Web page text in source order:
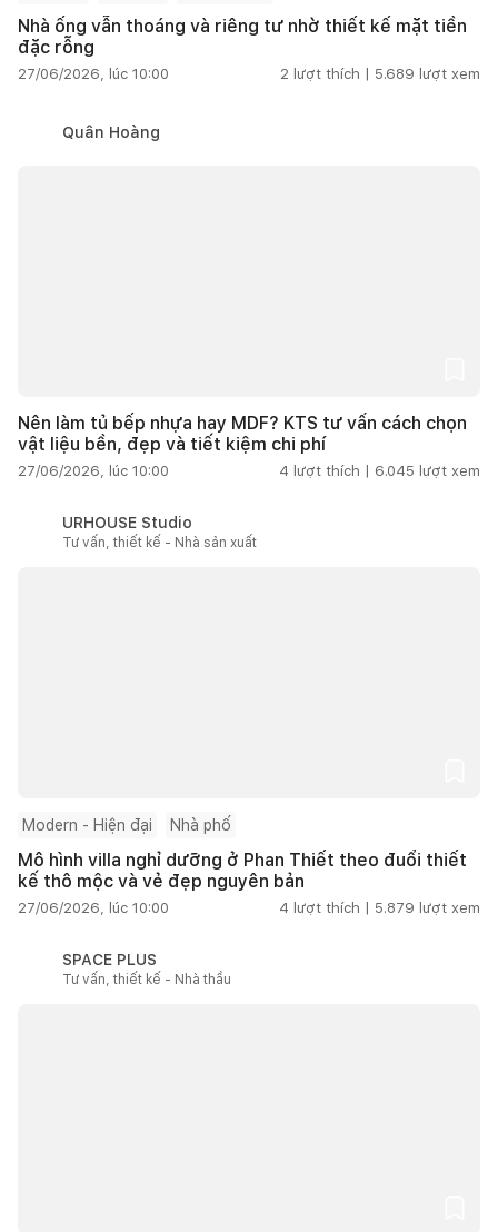
Nhà ống vẫn thoáng và riêng tư nhờ thiết kế mặt tiền
đặc rỗng
27/06/2026, lúc 10:00 2 lượt thích | 5.689 lượt xem
Quân Hoàng
Nên làm tủ bếp nhựa hay MDF? KTS tư vấn cách chọn
vật liệu bền, đẹp và tiết kiệm chi phí
27/06/2026, lúc 10:00 4 lượt thích | 6.045 lượt xem
URHOUSE Studio
Tư vấn, thiết kế - Nhà sản xuất
Modern - Hiện đại Nhà phố
Mô hình villa nghỉ dưỡng ở Phan Thiết theo đuổi thiết
kế thô mộc và vẻ đẹp nguyên bản
27/06/2026, lúc 10:00 4 lượt thích | 5.879 lượt xem
SPACE PLUS
Tư vấn, thiết kế - Nhà thầu